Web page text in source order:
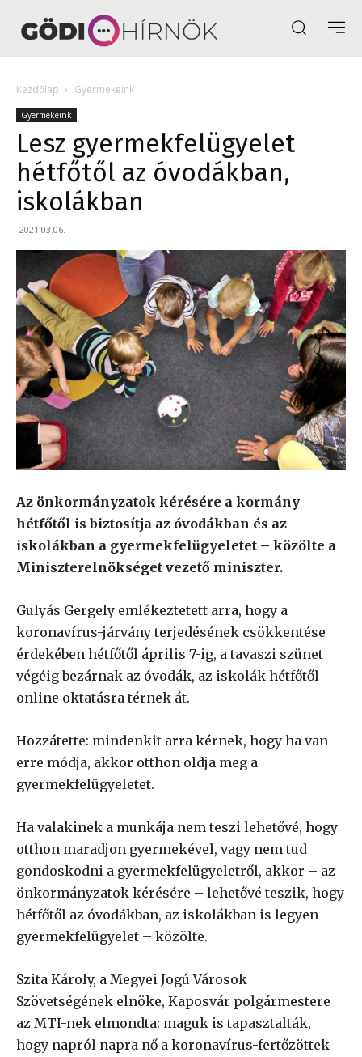
Kezdőlap Gyermekeink
Gyermekeink
Lesz gyermekfelügyelet
hétfőtől az óvodákban,
iskolákban
2021.03.06.
Az önkormányzatok kérésére a kormány
hétfőtől is biztosítja az óvodákban és az
iskolákban a gyermekfelügyeletet – közölte a
Miniszterelnökséget vezető miniszter.
Gulyás Gergely emlékeztetett arra, hogy a
koronavírus-járvány terjedésének csökkentése
érdekében hétfőtől április 7-ig, a tavaszi szünet
végéig bezárnak az óvodák, az iskolák hétfőtől
online oktatásra térnek át.
Hozzátette: mindenkit arra kérnek, hogy ha van
erre módja, akkor otthon oldja meg a
gyermekfelügyeletet.
Ha valakinek a munkája nem teszi lehetővé, hogy
otthon maradjon gyermekével, vagy nem tud
gondoskodni a gyermekfelügyeletről, akkor – az
önkormányzatok kérésére – lehetővé teszik, hogy
hétfőtől az óvodákban, az iskolákban is legyen
gyermekfelügyelet – közölte.
Szita Károly, a Megyei Jogú Városok
Szövetségének elnöke, Kaposvár polgármestere
az MTI-nek elmondta: maguk is tapasztalták,
hogy napról napra nő a koronavírus-fertőzöttek